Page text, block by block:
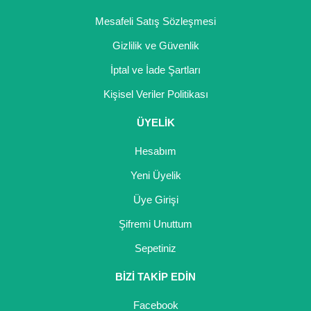
Mesafeli Satış Sözleşmesi
Gizlilik ve Güvenlik
İptal ve İade Şartları
Kişisel Veriler Politikası
ÜYELİK
Hesabım
Yeni Üyelik
Üye Girişi
Şifremi Unuttum
Sepetiniz
BİZİ TAKİP EDİN
Facebook